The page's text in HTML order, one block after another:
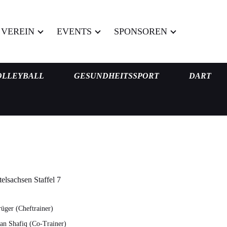
VEREIN EVENTS SPONSOREN
GESUNDHEITSSPORT DART
Staffel 7
(Cheftrainer)
Shafiq (Co-Trainer)